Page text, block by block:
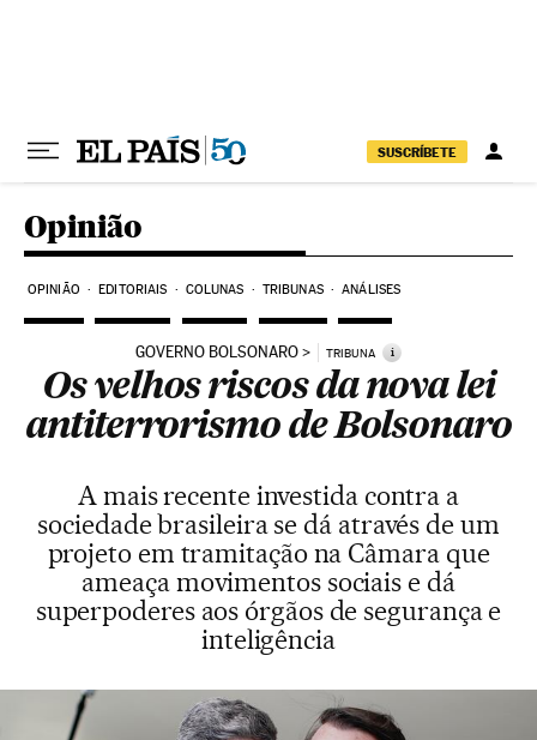
SUSCRÍBETE
Opinião
OPINIÃO EDITORIAIS COLUNAS TRIBUNAS ANÁLISES
GOVERNO BOLSONARO TRIBUNA i
Os velhos riscos da nova lei
antiterrorismo de Bolsonaro
A mais recente investida contra a
sociedade brasileira se dá através de um
projeto em tramitação na Câmara que
ameaça movimentos sociais e dá
superpoderes aos órgãos de segurança e
inteligência